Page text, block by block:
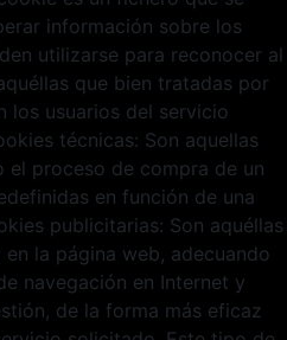
información sobre los
utilizarse para reconocer al
que bien tratadas por
los usuarios del servicio
técnicas: Son aquellas
el proceso de compra de un
en función de una
publicitarias: Son aquéllas
la página web, adecuando
navegación en Internet y
de la forma más eficaz